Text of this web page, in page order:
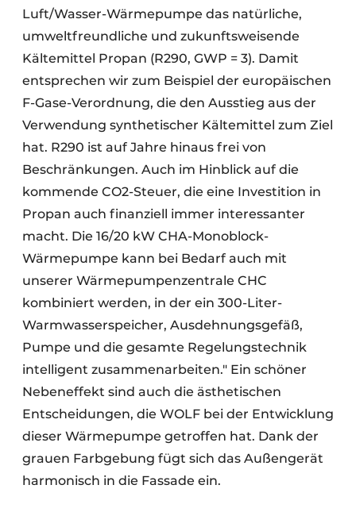
Luft/Wasser-Wärmepumpe das natürliche,
umweltfreundliche und zukunftsweisende
Kältemittel Propan (R290, GWP = 3). Damit
entsprechen wir zum Beispiel der europäischen
F-Gase-Verordnung, die den Ausstieg aus der
Verwendung synthetischer Kältemittel zum Ziel
hat. R290 ist auf Jahre hinaus frei von
Beschränkungen. Auch im Hinblick auf die
kommende CO2-Steuer, die eine Investition in
Propan auch finanziell immer interessanter
macht. Die 16/20 kW CHA-Monoblock-
Wärmepumpe kann bei Bedarf auch mit
unserer Wärmepumpenzentrale CHC
kombiniert werden, in der ein 300-Liter-
Warmwasserspeicher, Ausdehnungsgefäß,
Pumpe und die gesamte Regelungstechnik
intelligent zusammenarbeiten." Ein schöner
Nebeneffekt sind auch die ästhetischen
Entscheidungen, die WOLF bei der Entwicklung
dieser Wärmepumpe getroffen hat. Dank der
grauen Farbgebung fügt sich das Außengerät
harmonisch in die Fassade ein.